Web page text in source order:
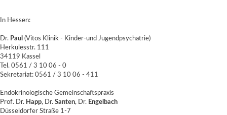
In Hessen:
Dr. Paul (Vitos Klinik - Kinder-und Jugendpsychatrie)
Herkulesstr. 111
34119 Kassel
Tel. 0561 / 3 10 06 - 0
Sekretariat: 0561 / 3 10 06 - 411
Endokrinologische Gemeinschaftspraxis
Prof. Dr. Happ, Dr. Santen, Dr. Engelbach
Düsseldorfer Straße 1-7